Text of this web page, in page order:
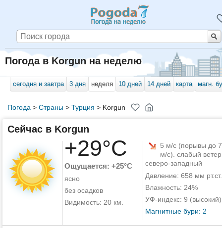
Погода в Korgun на неделю
сегодня и завтра 3 дня неделя 10 дней 14 дней карта магн.
Погода > Страны> Турция > Korgun
Сейчас в Korgun
+29°C
Ощущается: +25°C
ясно
без осадков
Видимость: 20 км.
5 м/с (порывы до 7
м/с). слабый
северо-западный
Давление: 658 мм рт.ст.
Влажность: 24%
УФ-индекс: 9 (высокий)
Магнитные бури: 2